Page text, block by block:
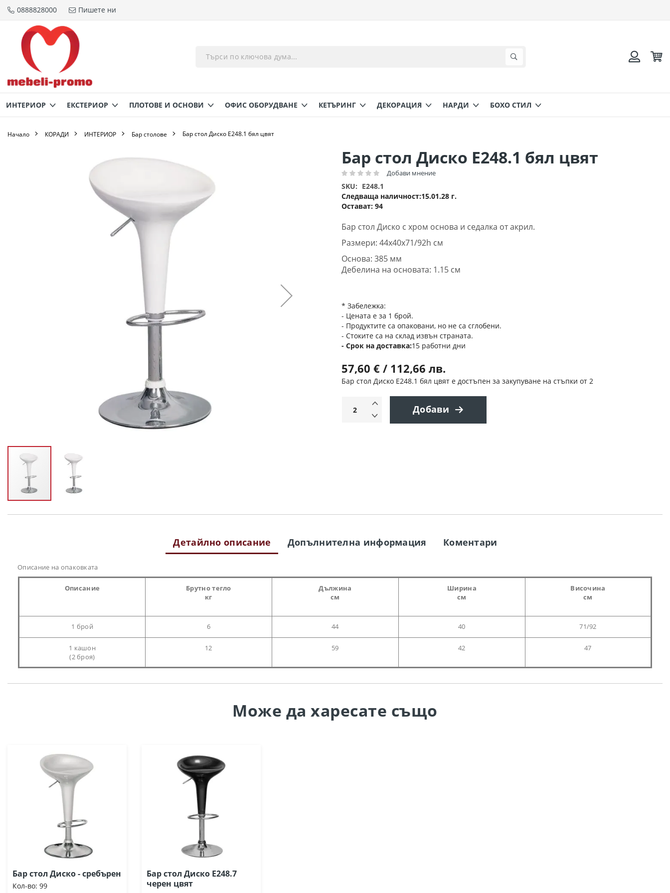
Прескачане
съдържанието
0888828000 Пишете ни
ИНТЕРИОР ЕКСТЕРИОР ПЛОТОВЕ И ОСНОВИ ОФИС ОБОРУДВАНЕ КЕТЪРИНГ ДЕКОРАЦИЯ НАРДИ БОХО СТИЛ
Начало КОРАДИ ИНТЕРИОР Бар столове Бар стол Диско Ε248.1 бял цвят
Бар стол Диско Ε248.1 бял цвят
Рейтинг: Добави мнение
Остават:94
SKU
E248.1
Следваща наличност 15.01.28 г.
Бар стол Диско с хром основа и седалка от акрил.
Размери: 44х40х71/92h см
Основа: 385 мм
Дебелина на основата: 1.15 см
* Забележка:
- Цената е за 1 брой.
- Продуктите са опаковани, но не са сглобени.
- Стоките са на склад извън страната.
Срок на доставка 15 работни дни
57,60 € / 112,66 лв.
Бар стол Диско Ε248.1 бял цвят е достъпен за закупуване на стъпки от 2
Добави
към
снимки
Детайлно описание
Описание на опаковката
Описание
Брутно тегло
кг
Дължина
см
Ширина
см
Височина
см
1 брой 6 44 40 71/92
1 кашон
(2 броя)
12 59 42 47
Допълнителна информация Коментари
Може да харесате също
Бар стол Диско - сребърен
Кол-во: 99
Бар стол Диско Ε248.7
черен цвят